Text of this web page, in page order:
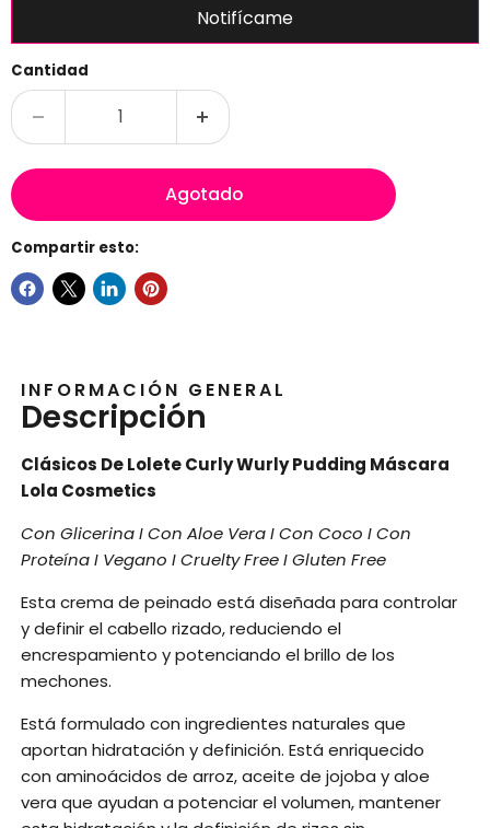
Cantidad
Agotado
Compartir esto:
INFORMACIÓN GENERAL
Descripción
Clásicos De Lolete Curly Wurly Pudding Máscara
Lola Cosmetics
Con Glicerina I Con Aloe Vera I Con Coco I Con
Proteína I Vegano I Cruelty Free I Gluten Free
Esta crema de peinado está diseñada para controlar
y definir el cabello rizado, reduciendo el
encrespamiento y potenciando el brillo de los
mechones.
Está formulado con ingredientes naturales que
aportan hidratación y definición. Está enriquecido
con aminoácidos de arroz, aceite de jojoba y aloe
vera que ayudan a potenciar el volumen, mantener